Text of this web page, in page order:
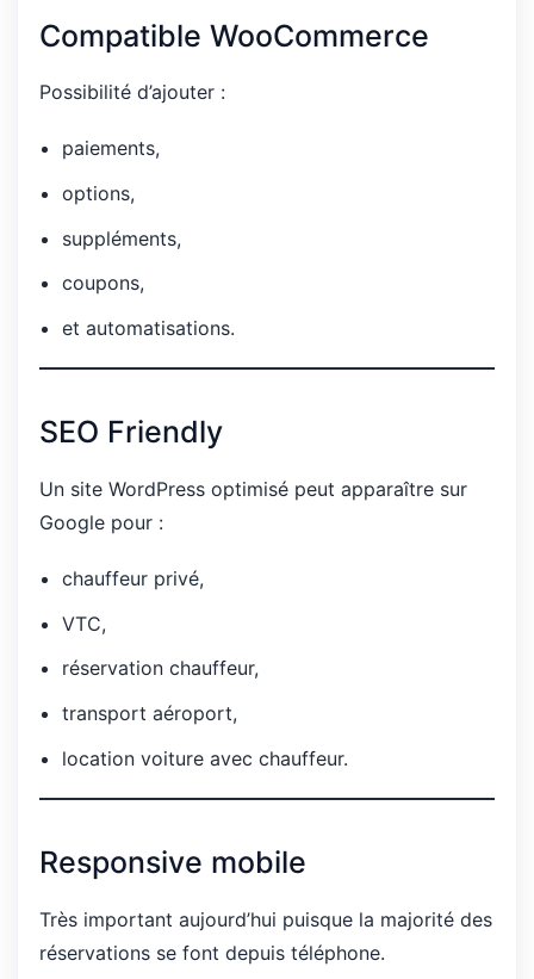
Compatible WooCommerce
Possibilité d’ajouter :
paiements,
options,
suppléments,
coupons,
et automatisations.
SEO Friendly
Un site WordPress optimisé peut apparaître sur
Google pour :
chauffeur privé,
VTC,
réservation chauffeur,
transport aéroport,
location voiture avec chauffeur.
Responsive mobile
Très important aujourd’hui puisque la majorité des
réservations se font depuis téléphone.